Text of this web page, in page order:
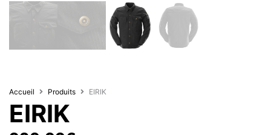
Accueil Produits EIRIK
EIRIK